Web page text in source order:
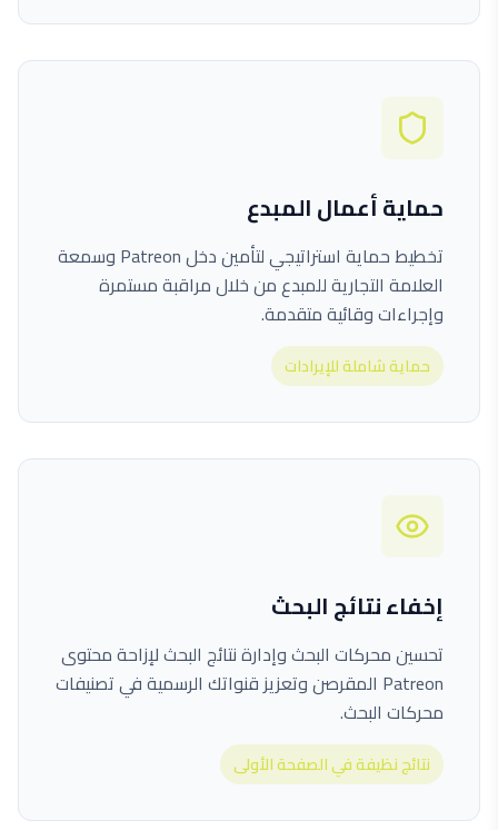
حماية أعمال المبدع
تخطيط حماية استراتيجي لتأمين دخل Patreon وسمعة
العلامة التجارية للمبدع من خلال مراقبة مستمرة
وإجراءات وقائية متقدمة.
حماية شاملة للإيرادات
إخفاء نتائج البحث
تحسين محركات البحث وإدارة نتائج البحث لإزاحة محتوى
Patreon المقرصن وتعزيز قنواتك الرسمية في تصنيفات
محركات البحث.
نتائج نظيفة في الصفحة الأولى